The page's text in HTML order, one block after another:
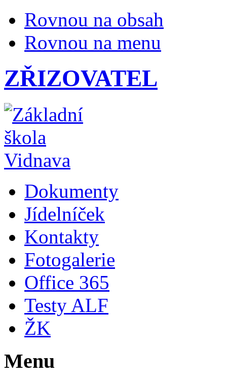
Rovnou na obsah
Rovnou na menu
ZŘIZOVATEL
Dokumenty
Jídelníček
Kontakty
Fotogalerie
Office 365
Testy ALF
ŽK
Menu